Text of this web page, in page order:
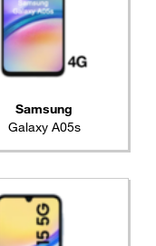
Samsung
Galaxy A05s